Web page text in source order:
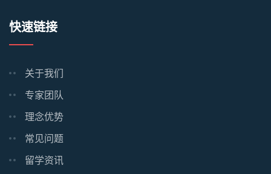
快速链接
关于我们
专家团队
理念优势
常见问题
留学资讯